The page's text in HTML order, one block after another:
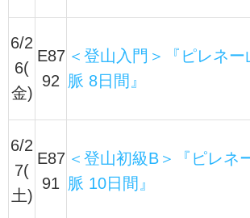
6/2
6(
金)
E87
92
＜登山入門＞『ピレネー
脈 8日間』
6/2
7(
土)
E87
91
＜登山初級B＞『ピレネ
脈 10日間』